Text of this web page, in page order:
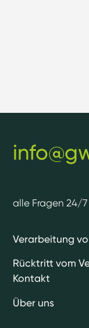
Verarbeitung
Rücktritt vom
Kontakt
Über uns
alle Fragen 24/7